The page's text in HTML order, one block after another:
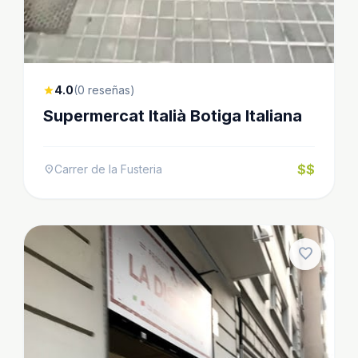
star4.0(0 reseñas)
Supermercat Italià Botiga Italiana
location_onCarrer de la Fusteria $$
favorite